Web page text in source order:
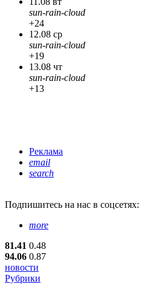
sun-rain-cloud
+24
12.08 ср
sun-rain-cloud
+19
13.08 чт
sun-rain-cloud
+13
Реклама
email
search
Подпишитесь на нас в соцсетях:
more
81.41 0.48
94.06 0.87
новости
Рубрики